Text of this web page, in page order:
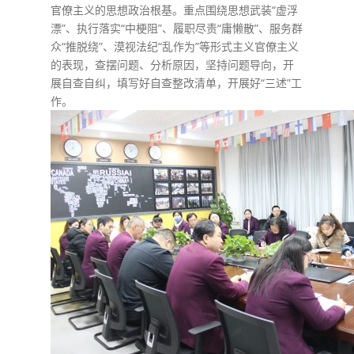
官僚主义的思想政治根基。重点围绕思想武装“虚浮
漂”、执行落实“中梗阻”、履职尽责“庸懒散”、服务群
众“推脱绕”、漠视法纪“乱作为”等形式主义官僚主义
的表现，查摆问题、分析原因，坚持问题导向，开
展自查自纠，填写好自查整改清单，开展好“三述”工
作。